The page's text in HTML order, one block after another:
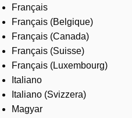
Français
Français (Belgique)
Français (Canada)
Français (Suisse)
Français (Luxembourg)
Italiano
Italiano (Svizzera)
Magyar